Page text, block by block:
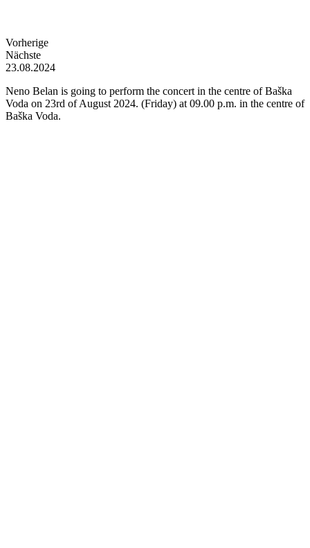
Vorherige
Nächste
23.08.2024
Neno Belan is going to perform the concert in the centre of Baška
Voda on 23rd of August 2024. (Friday) at 09.00 p.m. in the centre of
Baška Voda.